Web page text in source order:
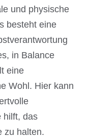
und physische
besteht eine
in Balance
eine
Wohl. Hier kann
hilft, das
zu halten.